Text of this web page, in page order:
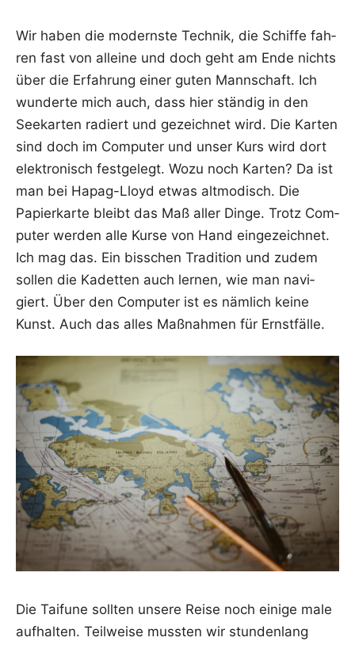
Wir haben die moderns­te Tech­nik, die Schif­fe fah­
ren fast von allei­ne und doch geht am Ende nichts
über die Erfah­rung einer guten Mann­schaft. Ich
wun­der­te mich auch, dass hier stän­dig in den
See­kar­ten radiert und gezeich­net wird. Die Kar­ten
sind doch im Com­pu­ter und unser Kurs wird dort
elek­tro­nisch fest­ge­legt. Wozu noch Kar­ten? Da ist
man bei Hapag-Lloyd etwas alt­mo­disch. Die
Papier­kar­te bleibt das Maß aller Din­ge. Trotz Com­
pu­ter wer­den alle Kur­se von Hand ein­ge­zeich­net.
Ich mag das. Ein biss­chen Tra­di­ti­on und zudem
sol­len die Kadet­ten auch ler­nen, wie man navi­
giert. Über den Com­pu­ter ist es näm­lich kei­ne
Kunst. Auch das alles Maß­nah­men für Ernstfälle.
Die Tai­fu­ne soll­ten unse­re Rei­se noch eini­ge male
auf­hal­ten. Teil­wei­se muss­ten wir stun­den­lang